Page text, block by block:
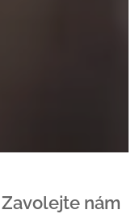
Zavolejte nám